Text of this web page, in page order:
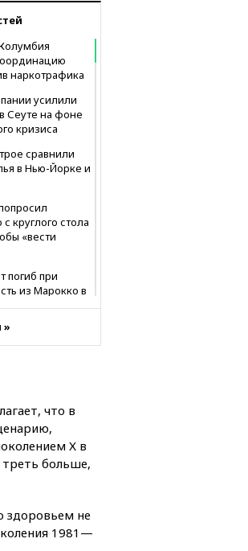
наркотрафика
усилили
Сеуте на фоне
кризиса
сравнили
в Нью-Йорке и
с круглого стола
«вести
погиб при
из Марокко в
готов принять в
из-за уровня
режима с
башню
в
при
»
что в
Х в
треть больше,
здоровьем не
1981—